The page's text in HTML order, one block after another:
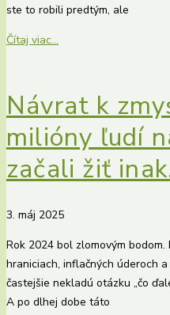
ste to robili predtým, ale
Čítaj viac...
Návrat k
milióny ľudí
začali žiť
3. máj 2025
Rok 2024 bol zlomovým
hraniciach, inflačných úderoch
častejšie nekladú otázku „čo
A po dlhej dobe táto